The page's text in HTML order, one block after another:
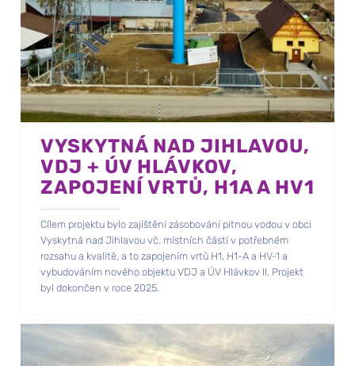
VYSKYTNÁ NAD JIHLAVOU,
VDJ + ÚV HLÁVKOV,
ZAPOJENÍ VRTŮ, H1A A HV1
Cílem projektu bylo zajištění zásobování pitnou vodou v obci
Vyskytná nad Jihlavou vč. místních částí v potřebném
rozsahu a kvalitě, a to zapojením vrtů H1, H1-A a HV-1 a
vybudováním nového objektu VDJ a ÚV Hlávkov II. Projekt
byl dokončen v roce 2025.